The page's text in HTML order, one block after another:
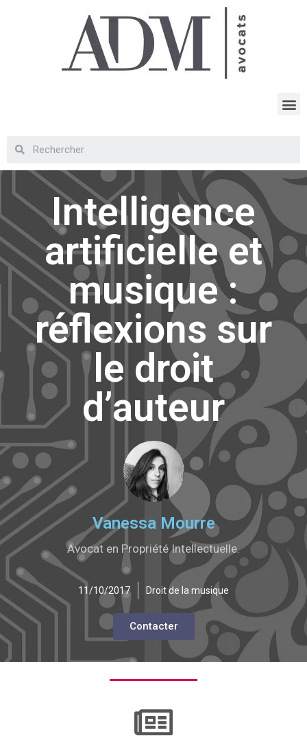
Intelligence
artificielle et
musique :
réflexions sur
le droit
d’auteur
Vanessa Mourre
Avocat en Propriété Intellectuelle.
11/10/2017 Droit de la musique
Contacter